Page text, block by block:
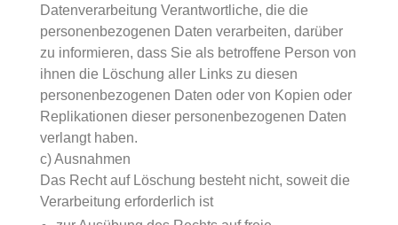
Datenverarbeitung Verantwortliche, die die
personenbezogenen Daten verarbeiten, darüber
zu informieren, dass Sie als betroffene Person von
ihnen die Löschung aller Links zu diesen
personenbezogenen Daten oder von Kopien oder
Replikationen dieser personenbezogenen Daten
verlangt haben.
c) Ausnahmen
Das Recht auf Löschung besteht nicht, soweit die
Verarbeitung erforderlich ist